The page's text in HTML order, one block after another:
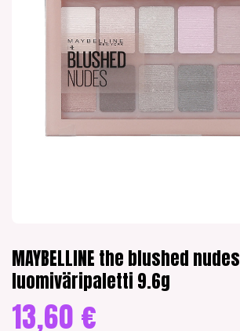
MAYBELLINE the blushed nudes
luomiväripaletti 9.6g
13,60 €